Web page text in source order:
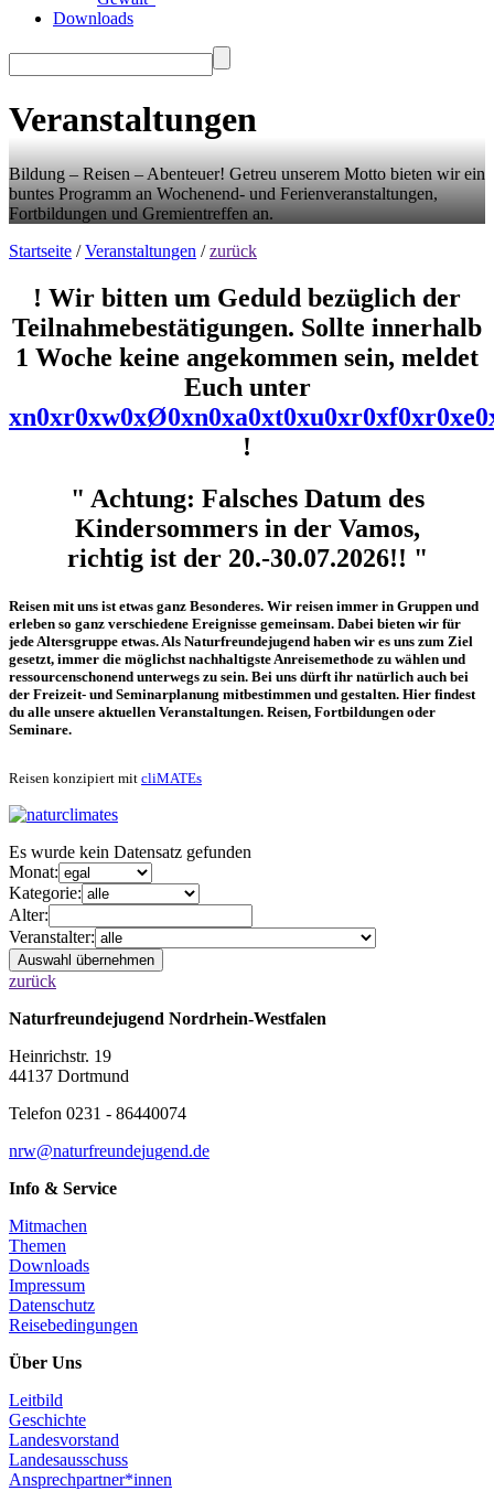
Downloads
Veranstaltungen
Bildung – Reisen – Abenteuer! Getreu unserem Motto bieten wir ein
buntes Programm an Wochenend- und Ferienveranstaltungen,
Fortbildungen und Gremientreffen an.
Startseite /Veranstaltungen /zurück
! Wir bitten um Geduld bezüglich der
Teilnahmebestätigungen. Sollte innerhalb
1 Woche keine angekommen sein, meldet
Euch unter
xn0xr0xw0xØ0xn0xa0xt0xu0xr0xf0xr0xe0
!
" Achtung: Falsches Datum des
Kindersommers in der Vamos,
richtig ist der 20.-30.07.2026!! "
Reisen mit uns ist etwas ganz Besonderes. Wir reisen immer in Gruppen und
erleben so ganz verschiedene Ereignisse gemeinsam. Dabei bieten wir für
jede Altersgruppe etwas. Als Naturfreundejugend haben wir es uns zum Ziel
gesetzt, immer die möglichst nachhaltigste Anreisemethode zu wählen und
ressourcenschonend unterwegs zu sein. Bei uns dürft ihr natürlich auch bei
der Freizeit- und Seminarplanung mitbestimmen und gestalten. Hier findest
du alle unsere aktuellen Veranstaltungen. Reisen, Fortbildungen oder
Seminare.
Reisen konzipiert mit cliMATEs
Es wurde kein Datensatz gefunden
Monat:
Kategorie:
Alter:
Veranstalter:
zurück
Naturfreundejugend Nordrhein-Westfalen
Heinrichstr. 19
44137 Dortmund
Telefon 0231 - 86440074
nrw@naturfreundejugend.de
Info & Service
Mitmachen
Themen
Downloads
Impressum
Datenschutz
Reisebedingungen
Über Uns
Leitbild
Geschichte
Landesvorstand
Landesausschuss
Ansprechpartner*innen